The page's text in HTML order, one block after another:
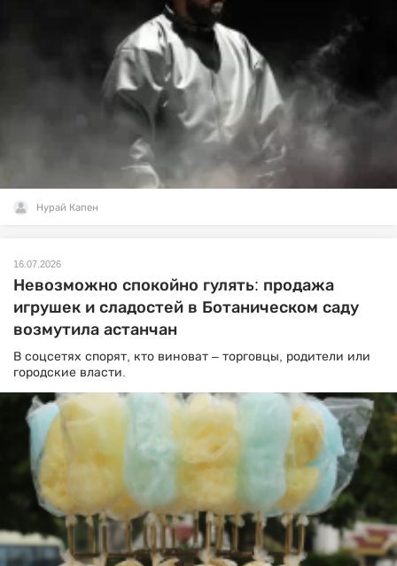
Нурай Капен
16.07.2026
Невозможно спокойно гулять: продажа
игрушек и сладостей в Ботаническом саду
возмутила астанчан
В соцсетях спорят, кто виноват – торговцы, родители или
городские власти.